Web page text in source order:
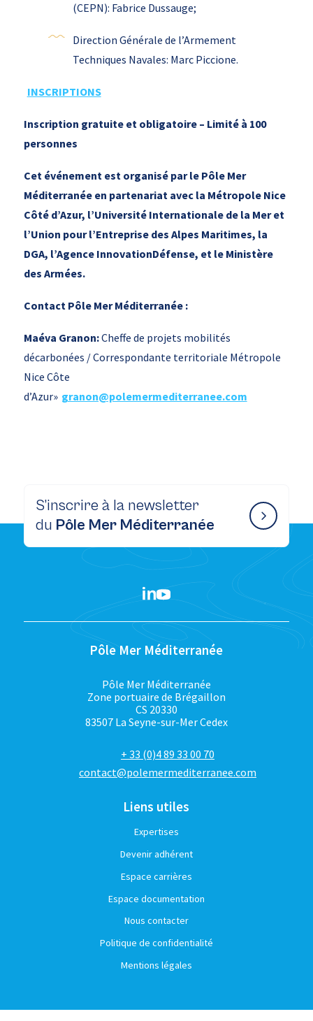
(CEPN): Fabrice Dussauge;
Direction Générale de l’Armement
Techniques Navales: Marc Piccione.
INSCRIPTIONS
Inscription gratuite et obligatoire – Limité à 100
personnes
Cet événement est organisé par le Pôle Mer
Méditerranée en partenariat avec la Métropole Nice
Côté d’Azur, l’Université Internationale de la Mer et
l’Union pour l’Entreprise des Alpes Maritimes, la
DGA, l’Agence InnovationDéfense, et le Ministère
des Armées.
Contact Pôle Mer Méditerranée :
Maéva Granon:Cheffe de projets mobilités
décarbonées / Correspondante territoriale Métropole
Nice Côte
d’Azur» granon@polemermediterranee.com
S’inscrire à la newsletter
du Pôle Mer Méditerranée
Pôle Mer Méditerranée
Pôle Mer Méditerranée
Zone portuaire de Brégaillon
CS 20330
83507 La Seyne-sur-Mer Cedex
+ 33 (0)4 89 33 00 70
contact@polemermediterranee.com
Liens utiles
Expertises
Devenir adhérent
Espace carrières
Espace documentation
Nous contacter
Politique de confidentialité
Mentions légales